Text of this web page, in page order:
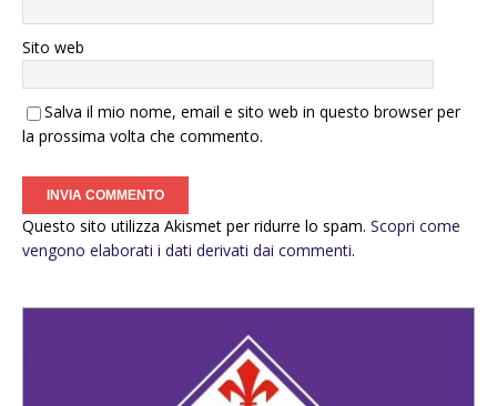
Sito web
Salva il mio nome, email e sito web in questo browser per
la prossima volta che commento.
Questo sito utilizza Akismet per ridurre lo spam. Scopri come
vengono elaborati i dati derivati dai commenti.